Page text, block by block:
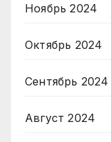
Ноябрь 2024
Октябрь 2024
Сентябрь 2024
Август 2024